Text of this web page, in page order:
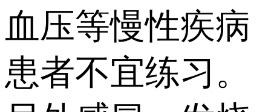
血压等慢性疾病
患者不宜练习。